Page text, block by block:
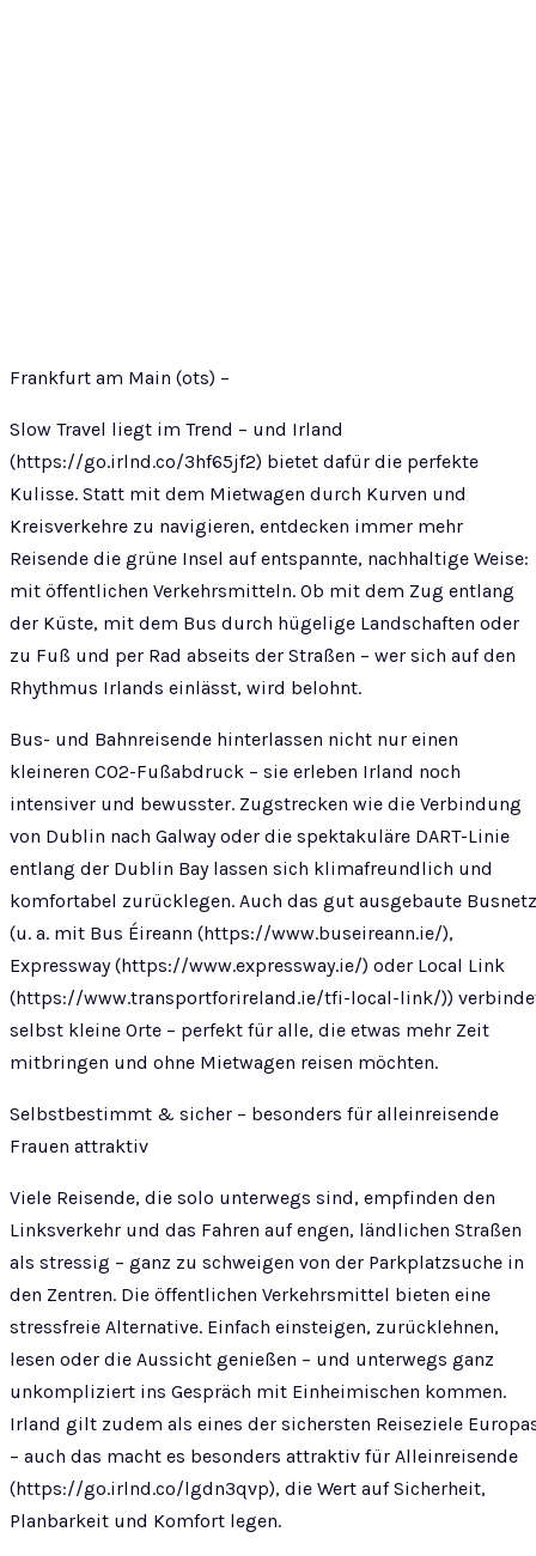
Frankfurt am Main (ots) –
Slow Travel liegt im Trend – und Irland
(https://go.irlnd.co/3hf65jf2) bietet dafür die perfekte
Kulisse. Statt mit dem Mietwagen durch Kurven und
Kreisverkehre zu navigieren, entdecken immer mehr
Reisende die grüne Insel auf entspannte, nachhaltige Weise:
mit öffentlichen Verkehrsmitteln. Ob mit dem Zug entlang
der Küste, mit dem Bus durch hügelige Landschaften oder
zu Fuß und per Rad abseits der Straßen – wer sich auf den
Rhythmus Irlands einlässt, wird belohnt.
Bus- und Bahnreisende hinterlassen nicht nur einen
kleineren CO2-Fußabdruck – sie erleben Irland noch
intensiver und bewusster. Zugstrecken wie die Verbindung
von Dublin nach Galway oder die spektakuläre DART-Linie
entlang der Dublin Bay lassen sich klimafreundlich und
komfortabel zurücklegen. Auch das gut ausgebaute Busnetz
(u. a. mit Bus Éireann (https://www.buseireann.ie/),
Expressway (https://www.expressway.ie/) oder Local Link
(https://www.transportforireland.ie/tfi-local-link/))
selbst kleine Orte – perfekt für alle, die etwas mehr Zeit
mitbringen und ohne Mietwagen reisen möchten.
Selbstbestimmt & sicher – besonders für alleinreisende
Frauen attraktiv
Viele Reisende, die solo unterwegs sind, empfinden den
Linksverkehr und das Fahren auf engen, ländlichen Straßen
als stressig – ganz zu schweigen von der Parkplatzsuche in
den Zentren. Die öffentlichen Verkehrsmittel bieten eine
stressfreie Alternative. Einfach einsteigen, zurücklehnen,
lesen oder die Aussicht genießen – und unterwegs ganz
unkompliziert ins Gespräch mit Einheimischen kommen.
Irland gilt zudem als eines der sichersten Reiseziele
– auch das macht es besonders attraktiv für Alleinreisende
(https://go.irlnd.co/lgdn3qvp), die Wert auf Sicherheit,
Planbarkeit und Komfort legen.